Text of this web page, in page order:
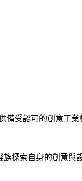
備受認可的創意工
探索自身的創意與